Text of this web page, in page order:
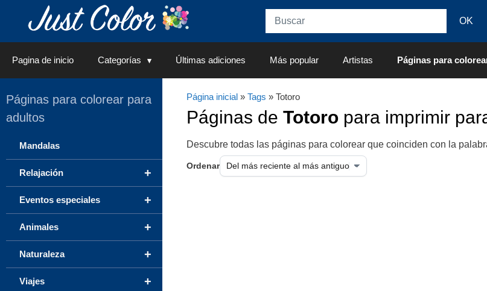
Pagina de inicio Categorías Últimas adiciones Más popular Artistas Páginas para
Página inicial» Tags » Totoro
Páginas de Totoropara imprimir
Descubre todas las páginas para colorear que coinciden con la
Ordenar
Páginas para colorear para
adultos
Mandalas
+
Relajación
+
Eventos especiales
+
Animales
+
Naturaleza
+
Viajes